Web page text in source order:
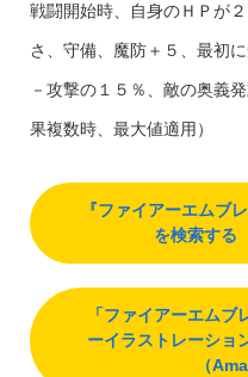
戦闘開始時、自身のＨＰが
さ、守備、魔防＋５、最初
－攻撃の１５％、敵の奥義
果複数時、最大値適用）
『ファイアーエムブ
を検索する
「ファイアーエム
ーイラストレーショ
（